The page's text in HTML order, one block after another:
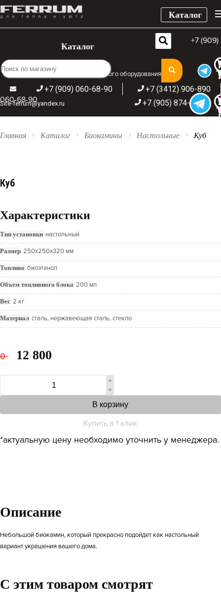
Широкий ассортимент отопительного оборудования
+7 (3412) 906-890
+7 (909) 060-68-90
+7 (905) 874-09-44
Site-ferrum@yandex.ru
Каталог
Каталог
+7 (909)
060-68-90
Главная Каталог Биокамины Настольные Куб
Куб
Характеристики
Тип установки настольный
Размер 250х250х320 мм
Топливо биоэтанол
Объем топливного блока 200 мл
Вес 2 кг
Материал сталь, нержавеющая сталь, стекло
0 12 800
В корзину
Купить в 1 клик
*актуальную цену необходимо уточнить у менеджера.
Описание
Небольшой биокамин, который прекрасно подойдет как настольный
вариант украшения вашего дома.
C этим товаром смотрят